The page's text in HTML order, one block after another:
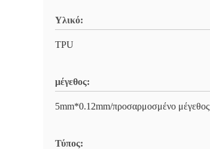
Υλικό:
TPU
μέγεθος:
5mm*0.12mm/προσαρμοσμένο μέγεθος
Τύπος: